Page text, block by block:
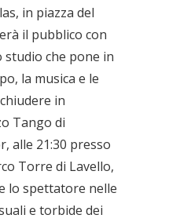
in piazza del
il pubblico con
studio che pone in
la musica e le
in
Tango di
alle 21:30 presso
Torre di Lavello,
lo spettatore nelle
e torbide dei